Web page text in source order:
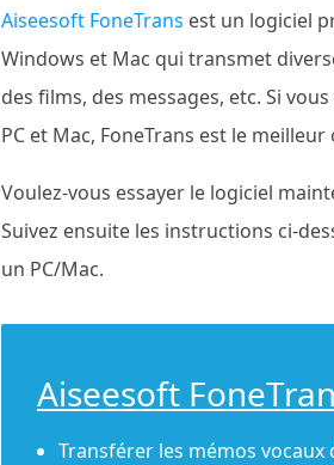
Aiseesoft FoneTrans est un logiciel
Windows et Mac qui transmet
des films, des messages, etc. Si
PC et Mac, FoneTrans est le meilleur
Voulez-vous essayer le logiciel
Suivez ensuite les instructions ci-
un PC/Mac.
Aiseesoft
Transférer les mémos vocaux